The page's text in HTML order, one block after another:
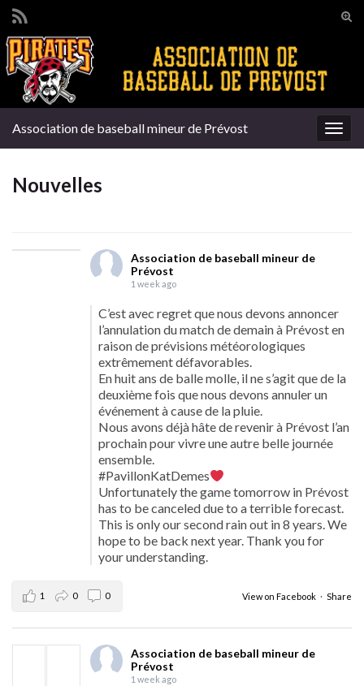
Search for:
Association de baseball mineur de Prévost
Nouvelles
Association de baseball mineur de
Prévost
1 week ago
C’est avec regret que nous devons annoncer
l’annulation du match de demain à Prévost en
raison de prévisions météorologiques
extrêmement défavorables.
En huit ans de balle molle, il ne s’agit que de la
deuxième fois que nous devons annuler un
événement à cause de la pluie.
Nous avons déjà hâte de revenir à Prévost l’an
prochain pour vivre une autre belle journée
ensemble.
#PavillonKatDemes
Unfortunately the game tomorrow in Prévost
has to be canceled due to a terrible forecast.
This is only our second rain out in 8 years. We
hope to be back next year. Thank you for
your understanding.
View on Facebook · Share
1 0 0
Association de baseball mineur de
Prévost
1 week ago